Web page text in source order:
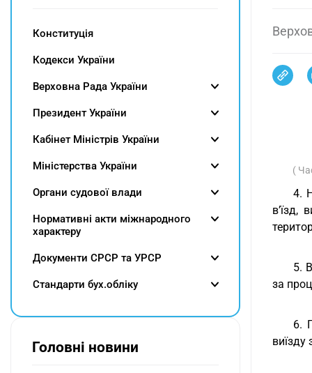
(
4.
в’їзд,
5.
за
6.
виїзду
Конституція
Кодекси України
Верховна Рада України
Президент України
Кабінет Міністрів України
Міністерства України
Органи судової влади
Нормативні акти міжнародного
характеру
Документи СРСР та УРСР
Cтандарти бух.обліку
Головні новини